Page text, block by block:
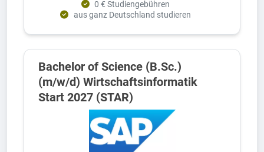
0 € Studiengebühren
aus ganz Deutschland studieren
Bachelor of Science (B.Sc.)
(m/w/d) Wirtschaftsinformatik
Start 2027 (STAR)